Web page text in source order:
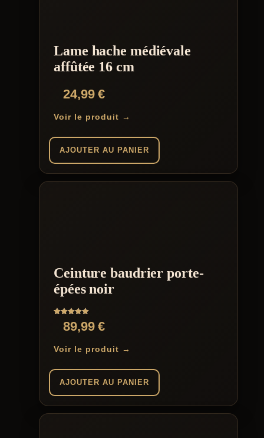
Lame hache médiévale
affûtée 16 cm
24,99€
Voir le produit →
AJOUTER AU PANIER
Ceinture baudrier porte-
épées noir
Note
5.0089,99€
Voir le produit →
AJOUTER AU PANIER